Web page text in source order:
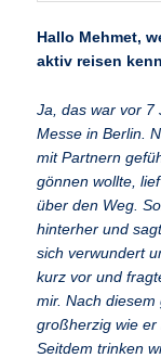
Hallo Mehmet,
aktiv reisen
Ja, das war vor 7
Messe in Berlin.
mit Partnern
gönnen wollte,
über den Weg.
hinterher und
sich verwundert
kurz vor und
mir. Nach diesem
großherzig wie er
Seitdem trinken